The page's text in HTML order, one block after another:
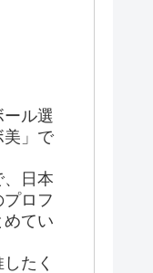
ル選
美」で
日本
ロフ
めてい
たく